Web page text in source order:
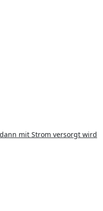
mit Strom versorgt wird